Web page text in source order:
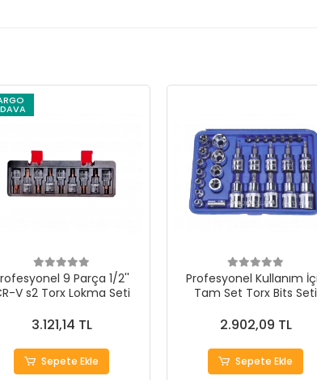
9 Parça 1/2''
V s2 Torx Lokma Seti
3.121,14 TL
Sepete Ekle
Profesyonel Kullanım
Tam Set Torx Bits Seti
2.902,09 TL
Sepete Ekle